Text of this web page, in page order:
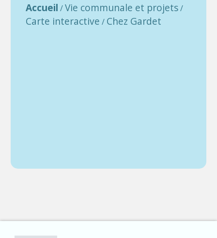
Accueil /Vie communale et projets/
Carte interactive / Chez Gardet